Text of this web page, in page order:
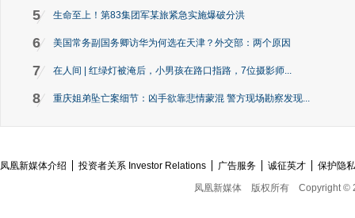
5 生命至上！第83集团军某旅紧急实施爆破分洪
6 美国常务副国务卿访华为何选在天津？外交部：两个原因
7 在人间 | 红绿灯被淹后，小男孩在路口指路，7位摄影师...
8 重庆姐弟坠亡案细节：凶手欲靠悲情蒙混 警方现场勘察发现...
凤凰新媒体介绍 投资者关系 Investor Relations 广告服务 诚征英才
保护隐
凤凰新媒体
版权所有 Copyright ©